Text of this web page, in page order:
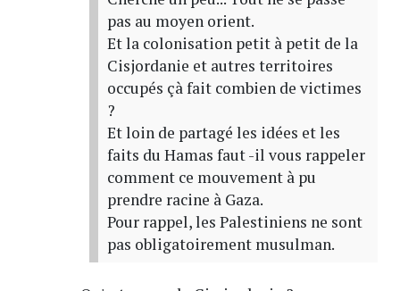
pas au moyen orient.
Et la colonisation petit à petit de la
Cisjordanie et autres territoires
occupés çà fait combien de victimes
?
Et loin de partagé les idées et les
faits du Hamas faut -il vous rappeler
comment ce mouvement à pu
prendre racine à Gaza.
Pour rappel, les Palestiniens ne sont
pas obligatoirement musulman.